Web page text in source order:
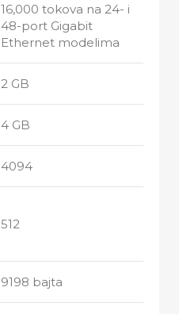
16,000 tokova na 24- i
48-port Gigabit
Ethernet modelima
2 GB
4 GB
4094
512
9198 bajta